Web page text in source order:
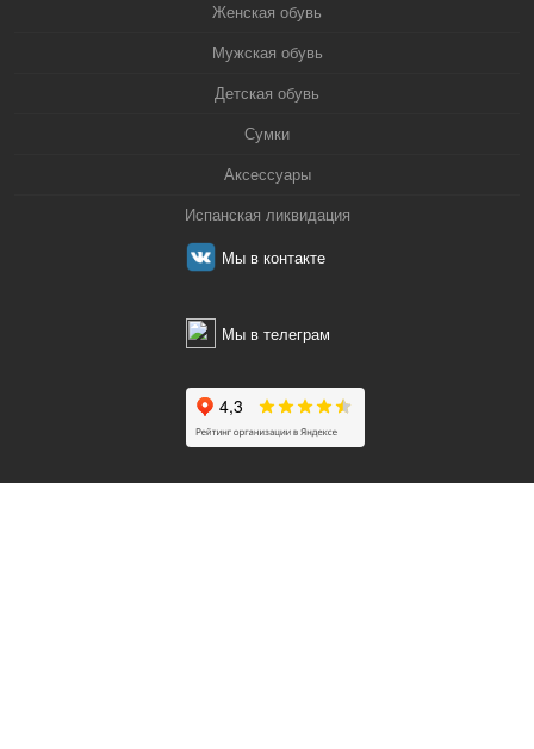
Женская обувь
Мужская обувь
Детская обувь
Сумки
Аксессуары
Испанская ликвидация
Мы в контакте
Мы в телеграм